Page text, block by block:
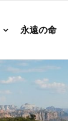
永遠の命